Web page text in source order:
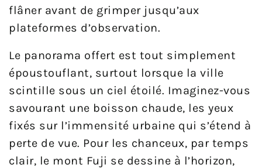
flâner avant de grimper jusqu’aux
plateformes d’observation.
Le panorama offert est tout simplement
époustouflant, surtout lorsque la ville
scintille sous un ciel étoilé. Imaginez-vous
savourant une boisson chaude, les yeux
fixés sur l’immensité urbaine qui s’étend à
perte de vue. Pour les chanceux, par temps
clair, le mont Fuji se dessine à l’horizon,